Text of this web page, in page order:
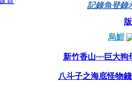
記錄魚登錄
烏魽
新竹香山~~巨大狗
八斗子之海底怪物